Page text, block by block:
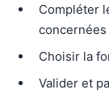
Compléter
concernées
Choisir la
Valider et